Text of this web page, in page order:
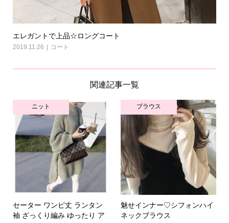
エレガントで上品☆ロングコート
2019.11.26 コート
関連記事一覧
ニット
セーター ワンピ丈 ランタン
袖 ざっくり編み ゆったり ア
ブラウス
魅せインナー♡シフォンハイ
ネックブラウス